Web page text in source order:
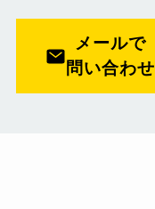
メールで
問い合わせ